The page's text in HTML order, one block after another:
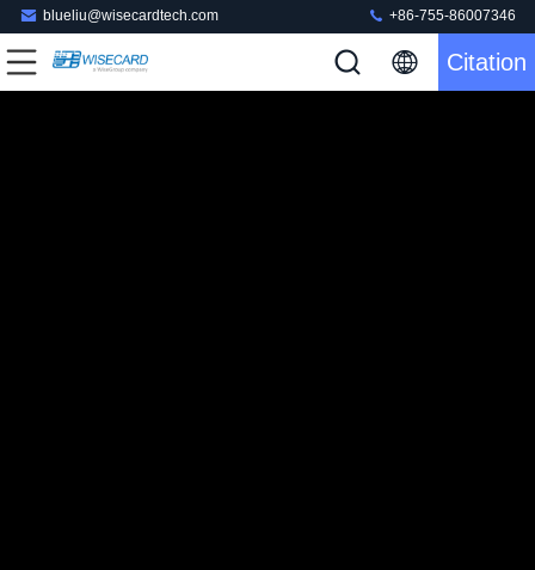
blueliu@wisecardtech.com +86-755-86007346
Citation